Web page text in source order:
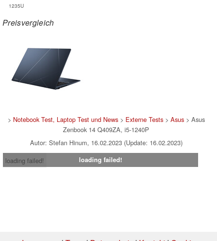
1235U
Preisvergleich
> Notebook Test, Laptop Test und News> Externe Tests> Asus> Asus
Zenbook 14 Q409ZA, i5-1240P
Autor: Stefan Hinum, 16.02.2023 (Update: 16.02.2023)
loading failed!
loading failed!